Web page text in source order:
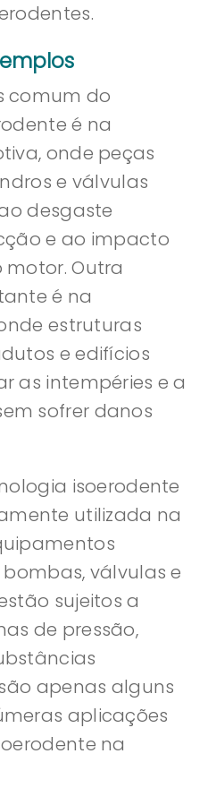
comum do
é na
onde peças
e válvulas
desgaste
e ao impacto
motor. Outra
é na
estruturas
e edifícios
as intempéries e a
sofrer danos
isoerodente
utilizada na
válvulas e
sujeitos a
de pressão,
apenas alguns
aplicações
na